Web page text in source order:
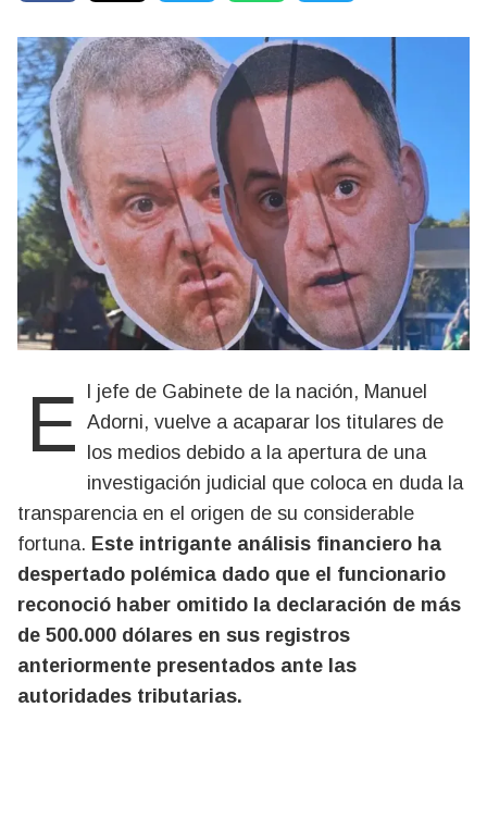
El jefe de Gabinete de la nación, Manuel Adorni, vuelve a acaparar los titulares de
los medios debido a la apertura de una
investigación judicial que coloca en duda la
transparencia en el origen de su considerable
fortuna. Este intrigante análisis financiero ha
despertado polémica dado que el funcionario
reconoció haber omitido la declaración de más
de 500.000 dólares en sus registros
anteriormente presentados ante las
autoridades tributarias.